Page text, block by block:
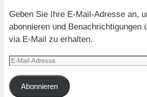
Geben Sie Ihre E-Mail-Adresse an,
abonnieren und Benachrichtigungen
via E-Mail zu erhalten.
E-
Adresse
Abonnieren